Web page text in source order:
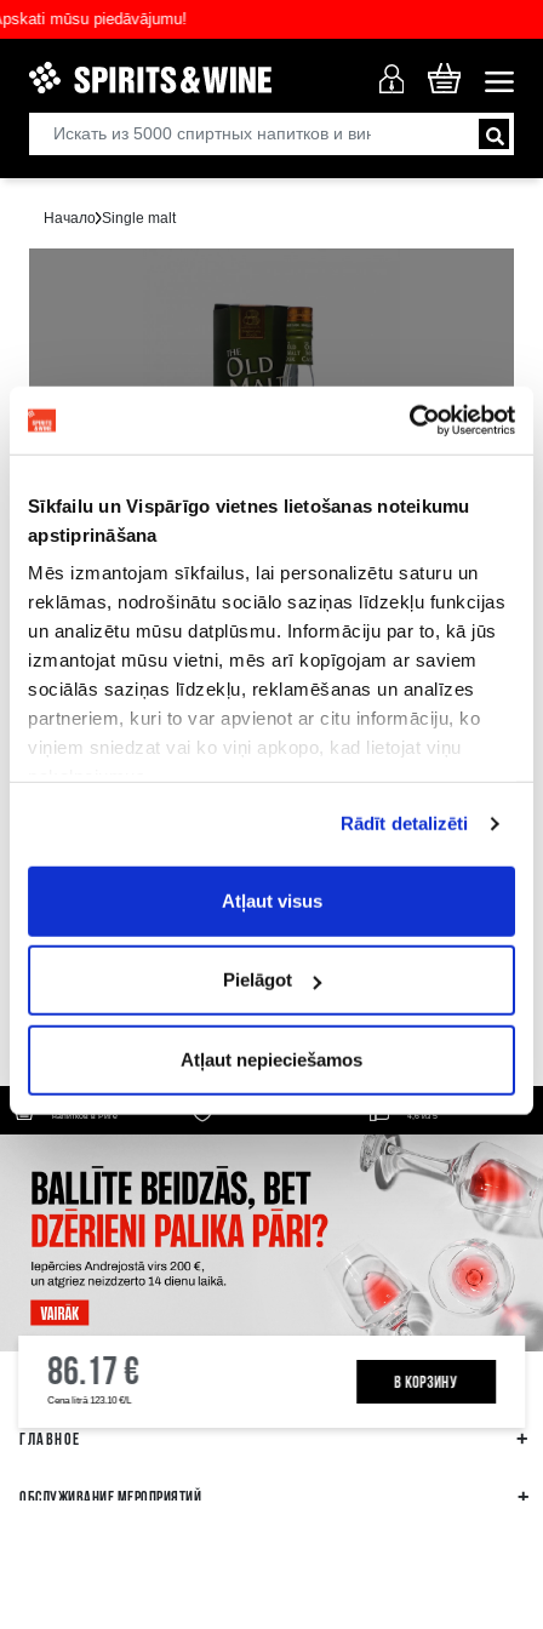
Sīkfailu un Vispārīgo vietnes lietošanas noteikumu
apstiprināšana
Mēs izmantojam sīkfailus, lai personalizētu saturu un
reklāmas, nodrošinātu sociālo saziņas līdzekļu funkcijas
un analizētu mūsu datplūsmu. Informāciju par to, kā jūs
izmantojat mūsu vietni, mēs arī kopīgojam ar saviem
sociālās saziņas līdzekļu, reklamēšanas un analīzes
partneriem, kuri to var apvienot ar citu informāciju, ko
viņiem sniedzat vai ko viņi apkopo, kad lietojat viņu
Vispārīgiem vietnes lietošanas
noteikumiem(saīsināti - VVLN).
Rādīt detalizēti
Atļaut visus
Pielāgot
Atļaut nepieciešamos
mūsu piedāvājumu!
Начало Single malt
товара может отличаться
Single malt
DALMORE 19YO
86.17 €
Cena litrā 123.10 €/L
B КОРЗИНУ
напитков в Риге
4,6 из 5
ALKOHOLA LIETOŠANAI IR NEGATĪVA IETEKME, TĀ PĀRDOŠANA, IEGĀDĀŠANĀS
UN NODOŠANA NEPILNGADĪGĀM PERSONĀM IR AIZLIEGTA
ГЛАВНОЕ
ОБСЛУЖИВАНИЕ МЕРОПРИЯТИЙ